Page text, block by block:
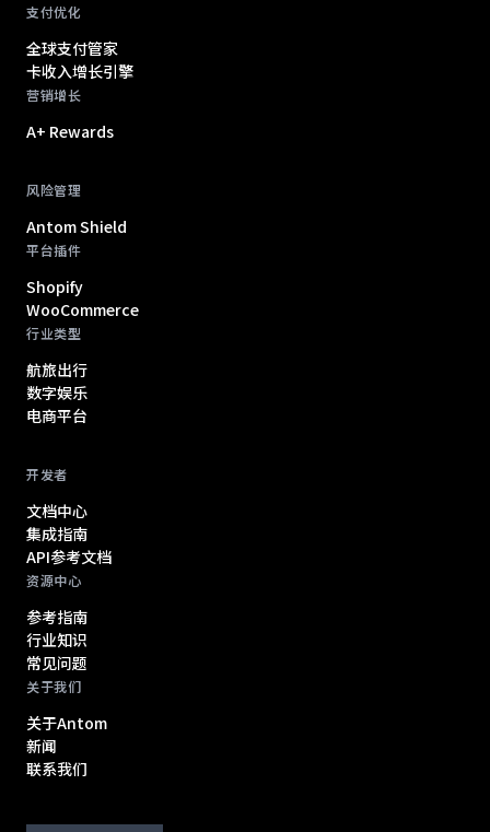
支付优化
全球支付管家
卡收入增长引擎
营销增长
A+ Rewards
风险管理
Antom Shield
平台插件
Shopify
WooCommerce
行业类型
航旅出行
数字娱乐
电商平台
开发者
文档中心
集成指南
API参考文档
资源中心
参考指南
行业知识
常见问题
关于我们
关于Antom
新闻
联系我们